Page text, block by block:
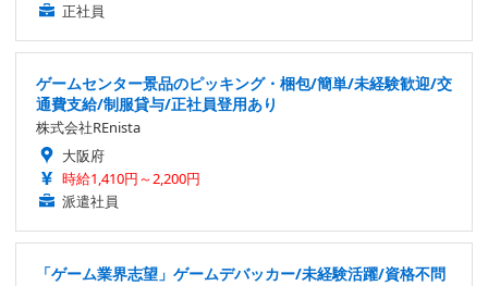
正社員
ゲームセンター景品のピッキング・梱包/簡単/未経験歓迎/交
通費支給/制服貸与/正社員登用あり
株式会社REnista
大阪府
時給1,410円～2,200円
派遣社員
「ゲーム業界志望」ゲームデバッカー/未経験活躍/資格不問